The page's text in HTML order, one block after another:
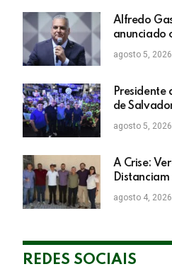
Alfredo
anunciado
Flávio
agosto 5, 2026
Presidente
de
Muniz
ACM Neto:
campanha”
agosto 5, 2026
A Crise:
de
Oliveira
agosto 4, 2026
REDES SOCIAIS